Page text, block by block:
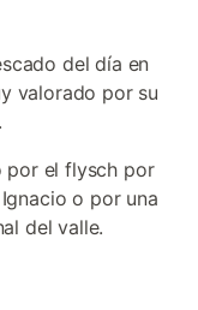
del día en
valorado por su
por el flysch por
o por una
del valle.